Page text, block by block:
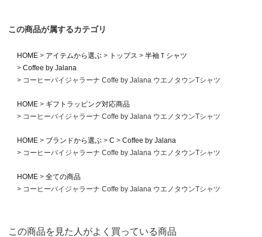
この商品が属するカテゴリ
HOME アイテムから選ぶ トップス
半袖Ｔシャツ
Coffee by Jalana
コーヒーバイジャラーナ Coffe by Jalana ウエノタウンTシャツ
HOME
ギフトラッピング対応商品
コーヒーバイジャラーナ Coffe by Jalana ウエノタウンTシャツ
HOME ブランドから選ぶ C
Coffee by Jalana
コーヒーバイジャラーナ Coffe by Jalana ウエノタウンTシャツ
HOME
全ての商品
コーヒーバイジャラーナ Coffe by Jalana ウエノタウンTシャツ
この商品を見た人がよく買っている商品